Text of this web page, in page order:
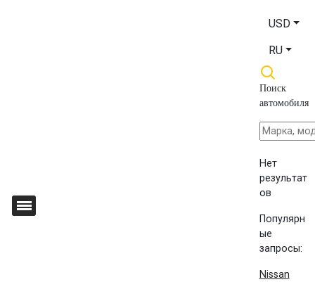
USD
RU
Поиск
автомобиля
Нет
результат
ов
Популярн
ые
запросы:
Nissan